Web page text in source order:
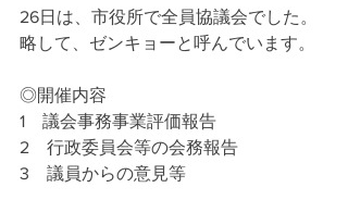
26日は、市役所で全員協議会でした。
略して、ゼンキョーと呼んでいます。
◎開催内容
1　議会事務事業評価報告
2　行政委員会等の会務報告
3　議員からの意見等